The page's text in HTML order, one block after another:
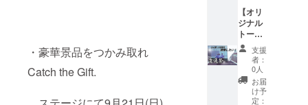
・豪華景品をつかみ取れ
Catch the Gift.
カー
（50m
m ×
50mm
円形）
※お名前
の掲載
箇所は
変更に
・場
所：大
阪電気
通信大
学寝屋
川キャ
ンパス
・支援
者様の
（総支
援額40
万円達
成）お
笑いラ
イブ優
先入場
【詳
ナルス
テッ
カー ・
大学祭
で利用
できる
金券
1000円
分（有
【オリ
ジナル
トート
バッグ
＋これ
までの
金額の
リター
ン】 <
支援
者：
0人
お届
け予
定：